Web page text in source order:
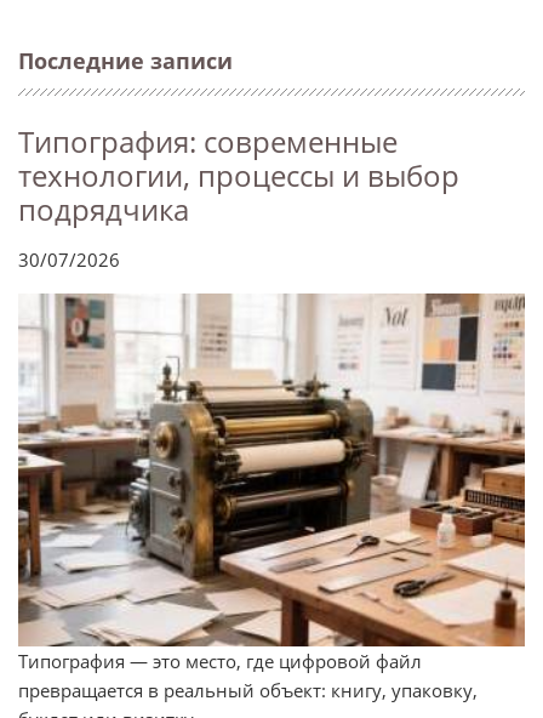
Последние записи
Типография: современные
технологии, процессы и выбор
подрядчика
30/07/2026
Типография — это место, где цифровой файл
превращается в реальный объект: книгу, упаковку,